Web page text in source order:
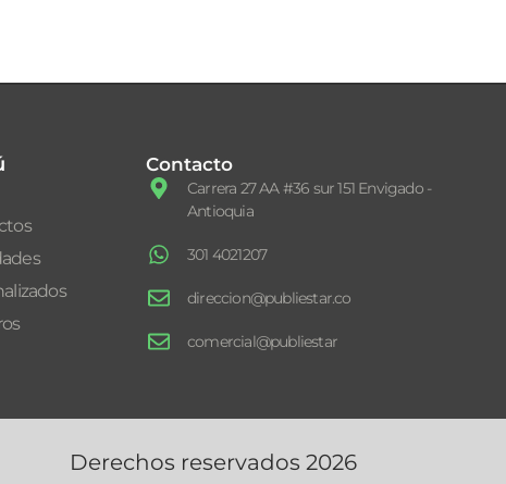
Contacto
Carrera 27 AA #36 sur 151 Envigado -
Antioquia
301 4021207
direccion@publiestar.co
comercial@publiestar
Derechos reservados 2026